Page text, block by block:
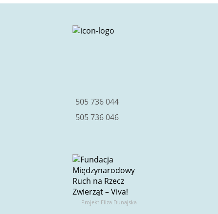
505 736 044
505 736 046
Projekt Eliza Dunajska